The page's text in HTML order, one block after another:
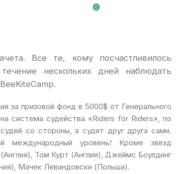
Bobovik 0
Все те, кому посчастливилось
нескольких дней наблюдать
за призовой фонд в 5000$ от Генерального
система судейства «Riders for Riders», по
со стороны, а судят друг друга сами.
международный уровень! Кроме звезд
Том Курт (Англия), Джеймс Боулдинг
Мачек Левандовски (Польша).